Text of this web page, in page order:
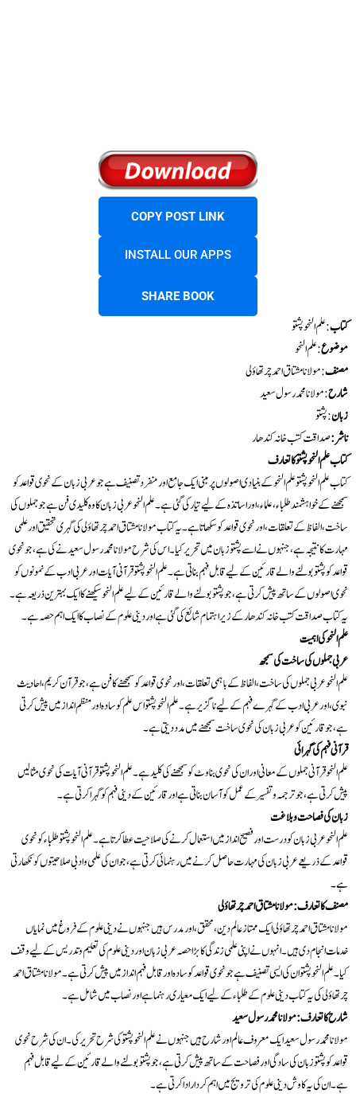
COPY POST LINK
INSTALL OUR APPS
SHARE BOOK
کتاب: علم النحو پشتو
موضوع:علم النحو
مصنف: مولانا مشتاق احمد چرتھاؤلی
شارح: مولانا محمد رسول سعید
زبان: پشتو
ناشر :صداقت کتب خانہ کندھار
کتاب علم النحو پشتو کا تعارف
کتاب علم النحو پشتو علم النحو کے بنیادی اصولوں پر مبنی ایک جامع اور منفرد تصنیف ہے جو عربی زبان کے نحوی قواعد کو
سمجھنے کے خواہشمند طلباء، علماء، اور اساتذہ کے لیے تیار کی گئی ہے۔ علم النحو عربی زبان کا وہ کلیدی فن ہے جو جملوں کی
ساخت، الفاظ کے تعلقات، اور نحوی قواعد کو سکھاتا ہے۔ یہ کتاب مولانا مشتاق احمد چرتھاؤلی کی گہری تحقیق اور علمی
مہارت کا نتیجہ ہے، جنہوں نے اسے پشتو زبان میں تحریر کیا۔ اس کی شرح مولانا محمد رسول سعید نے کی ہے، جو نحوی
قواعد کو پشتو بولنے والے قارئین کے لیے قابل فہم بناتی ہے۔ علم النحو پشتو قرآنی آیات اور عربی ادب کے نمونوں کو
نحوی اصولوں کے ساتھ پیش کرتی ہے، جو پشتو بولنے والے قارئین کے لیے علم النحو سیکھنے کا ایک بہترین ذریعہ ہے۔
یہ کتاب صداقت کتب خانہ کندھار کے زیر اہتمام شائع کی گئی ہے اور دینی علوم کے نصاب کا ایک اہم حصہ ہے۔
علم النحو کی اہمیت
عربی جملوں کی ساخت کی سمجھ
علم النحو عربی جملوں کی ساخت، الفاظ کے باہمی تعلقات، اور نحوی قواعد کو سمجھنے کا فن ہے، جو قرآن کریم، احادیث
نبوی، اور عربی ادب کے گہرے فہم کے لیے ناگزیر ہے۔ علم النحو پشتو اس علم کو سادہ اور منظم انداز میں پیش کرتی
ہے، جو قارئین کو عربی زبان کی نحوی ساخت سمجھنے میں مدد دیتی ہے۔
قرآنی فہم کی گہرائی
علم النحو قرآنی جملوں کے معانی اور ان کی نحوی بناوٹ کو سمجھنے کی کلید ہے۔ علم النحو پشتو قرآنی آیات کی نحوی مثالیں
پیش کرتی ہے، جو ترجمہ و تفسیر کے عمل کو آسان بناتی ہے اور قارئین کے دینی فہم کو گہرا کرتی ہے۔
زبان کی فصاحت و بلاغت
علم النحو عربی زبان کو درست اور فصیح انداز میں استعمال کرنے کی صلاحیت عطا کرتا ہے۔ علم النحو پشتو طلباء کو نحوی
قواعد کے ذریعے عربی زبان کی مہارت حاصل کرنے میں رہنمائی کرتی ہے، جو ان کی علمی و ادبی صلاحیتوں کو نکھارتی
ہے۔
مصنف کا تعارف: مولانا مشتاق احمد چرتھاؤلی
مولانا مشتاق احمد چرتھاؤلی ایک ممتاز عالم دین، محقق، اور مدرس ہیں جنہوں نے دینی علوم کے فروغ میں نمایاں
خدمات انجام دی ہیں۔ انہوں نے اپنی علمی زندگی کا بڑا حصہ عربی زبان اور دینی علوم کی تعلیم و تدریس کے لیے وقف
کیا۔ علم النحو پشتو ان کی ایسی تصنیف ہے جو نحوی قواعد کو سادہ اور قابل فہم انداز میں پیش کرتی ہے۔ مولانا مشتاق احمد
چرتھاؤلی کی یہ کتاب دینی علوم کے طلباء کے لیے ایک معیاری رہنما ہے اور نصاب میں شامل ہے۔
شارح کا تعارف: مولانا محمد رسول سعید
مولانا محمد رسول سعید ایک معروف عالم اور شارح ہیں جنہوں نے علم النحو پشتو کی شرح تحریر کی۔ ان کی شرح نحوی
قواعد کو پشتو زبان کی سادگی اور فصاحت کے ساتھ پیش کرتی ہے، جو پشتو بولنے والے قارئین کے لیے قابل فہم
ہے۔ ان کی یہ کاوش دینی علوم کی ترویج میں اہم کردار ادا کرتی ہے۔